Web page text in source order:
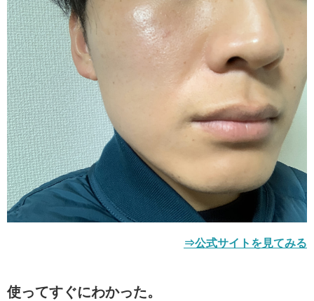
⇒公式サイトを見てみる
使ってすぐにわかった。